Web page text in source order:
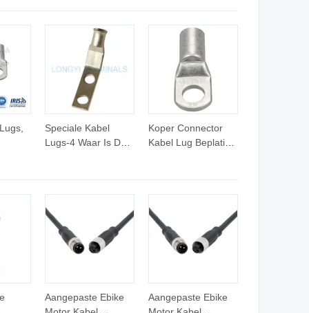
landbouwspuiters
pesticidebespuiting
watertank
Speciale Kabel
Lugs-4 Waar Is De
Koper Connector
Kabel Lug Beplating
Aangepaste Ebike
Aangepaste Ebike